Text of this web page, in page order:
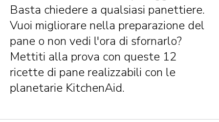
Basta chiedere a qualsiasi panettiere.
Vuoi migliorare nella preparazione del
pane o non vedi l'ora di sfornarlo?
Mettiti alla prova con queste 12
ricette di pane realizzabili con le
planetarie KitchenAid.